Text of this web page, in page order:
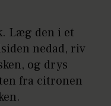
Læg den i et
nedad, riv
og drys
fra citronen